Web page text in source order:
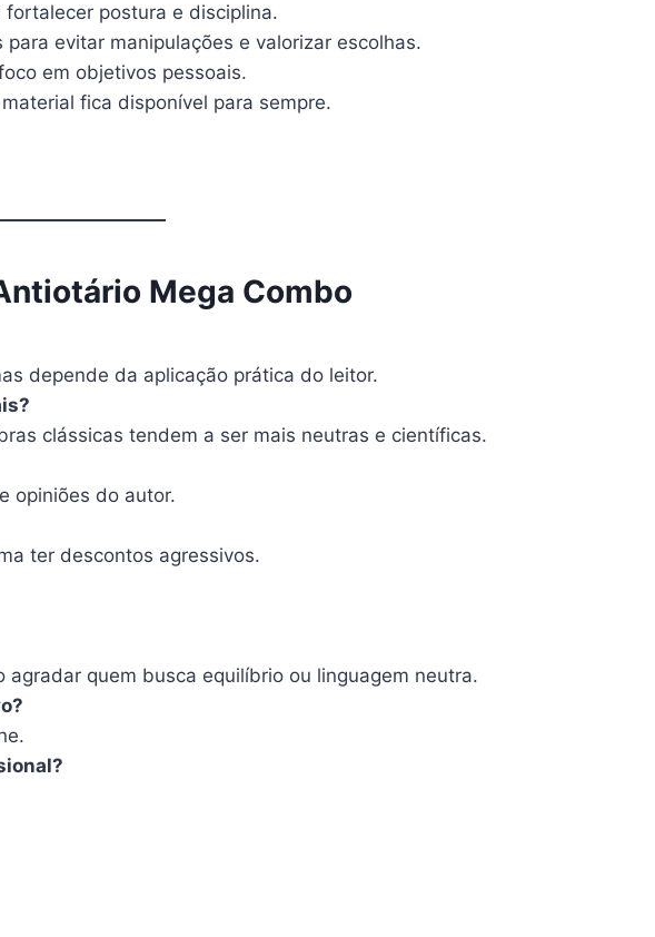
postura e disciplina.
para evitar manipulações e valorizar escolhas.
em objetivos pessoais.
fica disponível para sempre.
Mega Combo
depende da aplicação prática do leitor.
clássicas tendem a ser mais neutras e científicas.
opiniões do autor.
ter descontos agressivos.
quem busca equilíbrio ou linguagem neutra.